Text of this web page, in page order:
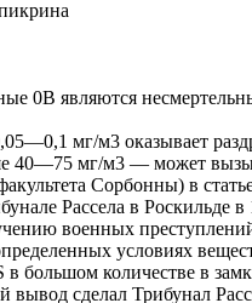
0В являются
мг/м3 оказывает
40—75 мг/м3 — может
Сорбонны) в
Рассела в Роскильде
военных
условиях
большом количестве в
сделал Трибунал